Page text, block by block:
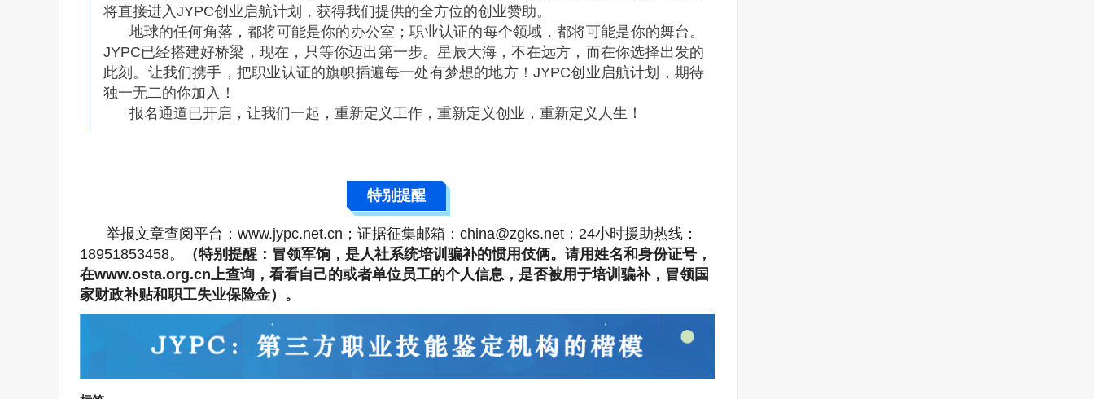
将直接进入JYPC创业启航计划，获得我们提供的全方位的创业赞助。
地球的任何角落，都将可能是你的办公室；职业认证的每个领域，都将可能是你的舞台。
JYPC已经搭建好桥梁，现在，只等你迈出第一步。星辰大海，不在远方，而在你选择出发的
此刻。让我们携手，把职业认证的旗帜插遍每一处有梦想的地方！JYPC创业启航计划，期待
独一无二的你加入！
报名通道已开启，让我们一起，重新定义工作，重新定义创业，重新定义人生！
特别提醒
举报文章查阅平台：www.jypc.net.cn；证据征集邮箱：china@zgks.net；24小时援助热线：
18951853458。
（特别提醒：冒领军饷，是人社系统培训骗补的惯用伎俩。请用姓名和身份证号，
在www.osta.org.cn上查询，看看自己的或者单位员工的个人信息，是否被用于培训骗补，冒领国
家财政补贴和职工失业保险金）。